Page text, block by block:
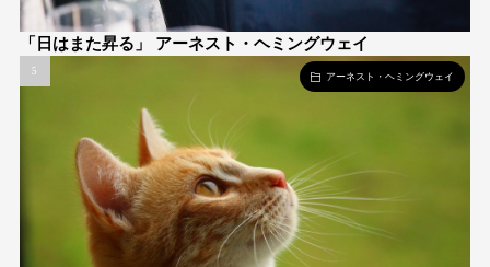
「日はまた昇る」 アーネスト・ヘミングウェイ
アーネスト・ヘミングウェイ